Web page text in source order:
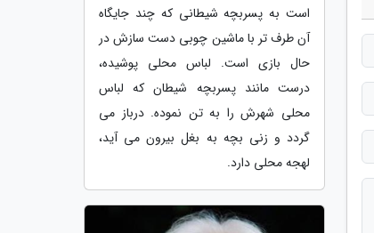
است به پسربچه شیطانی که چند جایگاه
آن طرف تر با ماشین چوبی دست سازش در
حال بازی است. لباس محلی پوشیده،
درست مانند پسربچه شیطان که لباس
محلی شهرش را به تن نموده. درباز می
گردد و زنی بچه به بغل بیرون می آید،
لهجه محلی دارد.